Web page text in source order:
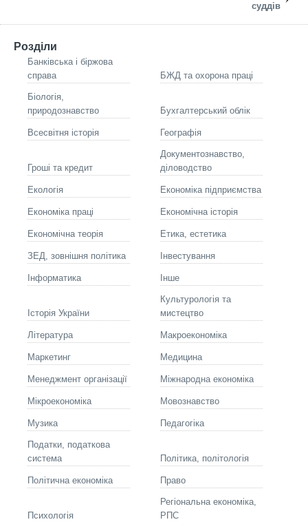
суддів
Розділи
Банківська і біржова
справа
БЖД та охорона праці
Біологія,
природознавство
Бухгалтерський облік
Всесвітня історія Географія
Гроші та кредит
Документознавство,
діловодство
Екологія Економіка підприємства
Економіка праці Економічна історія
Економічна теорія Етика, естетика
ЗЕД, зовнішня політика Інвестування
Інформатика Інше
Історія України
Культурологія та
мистецтво
Літературa Макроекономіка
Маркетинг Медицина
Менеджмент організації Міжнародна економіка
Мікроекономіка Мовознавство
Музика Педагогіка
Податки, податкова
система
Політика, політологія
Політична економіка Право
Психологія
Регіональна економіка,
РПС